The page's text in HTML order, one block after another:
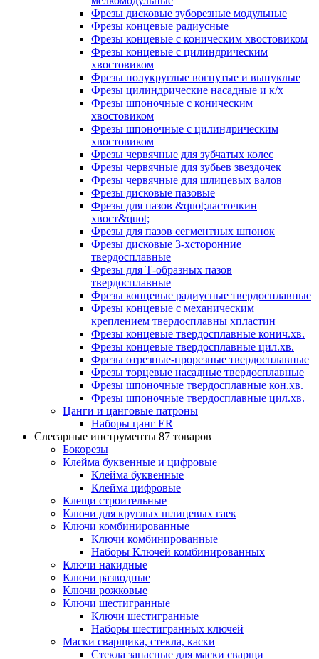
Фрезы дисковые зуборезные модульные
Фрезы концевые радиусные
Фрезы концевые с коническим хвостовиком
Фрезы концевые с цилиндрическим
хвостовиком
Фрезы полукруглые вогнутые и выпуклые
Фрезы цилиндрические насадные и к/х
Фрезы шпоночные с коническим
хвостовиком
Фрезы шпоночные с цилиндрическим
хвостовиком
Фрезы червячные для зубчатых колес
Фрезы червячные для зубьев звездочек
Фрезы червячные для шлицевых валов
Фрезы дисковые пазовые
Фрезы для пазов &quot;ласточкин
хвост&quot;
Фрезы для пазов сегментных шпонок
Фрезы дисковые 3-хсторонние
твердосплавные
Фрезы для Т-образных пазов
твердосплавные
Фрезы концевые радиусные твердосплавные
Фрезы концевые с механическим
креплением твердосплавны хпластин
Фрезы концевые твердосплавные конич.хв.
Фрезы концевые твердосплавные цил.хв.
Фрезы отрезные-прорезные твердосплавные
Фрезы торцевые насадные твердосплавные
Фрезы шпоночные твердосплавные кон.хв.
Фрезы шпоночные твердосплавные цил.хв.
Цанги и цанговые патроны
Наборы цанг ER
Слесарные инструменты 87 товаров
Бокорезы
Клейма буквенные и цифровые
Клейма буквенные
Клейма цифровые
Клещи строительные
Ключи для круглых шлицевых гаек
Ключи комбинированные
Ключи комбинированные
Наборы Ключей комбинированных
Ключи накидные
Ключи разводные
Ключи рожковые
Ключи шестигранные
Ключи шестигранные
Наборы шестигранных ключей
Маски сварщика, стекла, каски
Стекла запасные для маски сварщи